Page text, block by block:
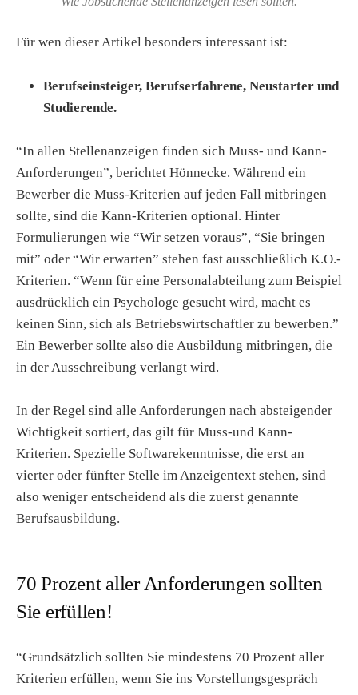
Für wen dieser Artikel besonders interessant ist:
Berufseinsteiger, Berufserfahrene, Neustarter und
Studierende.
“In allen Stellenanzeigen finden sich Muss- und Kann-
Anforderungen”, berichtet Hönnecke. Während ein
Bewerber die Muss-Kriterien auf jeden Fall mitbringen
sollte, sind die Kann-Kriterien optional. Hinter
Formulierungen wie “Wir setzen voraus”, “Sie bringen
mit” oder “Wir erwarten” stehen fast ausschließlich K.O.-
Kriterien. “Wenn für eine Personalabteilung zum Beispiel
ausdrücklich ein Psychologe gesucht wird, macht es
keinen Sinn, sich als Betriebswirtschaftler zu bewerben.”
Ein Bewerber sollte also die Ausbildung mitbringen, die
in der Ausschreibung verlangt wird.
In der Regel sind alle Anforderungen nach absteigender
Wichtigkeit sortiert, das gilt für Muss-und Kann-
Kriterien. Spezielle Softwarekenntnisse, die erst an
vierter oder fünfter Stelle im Anzeigentext stehen, sind
also weniger entscheidend als die zuerst genannte
Berufsausbildung.
70 Prozent aller Anforderungen sollten
Sie erfüllen!
“Grundsätzlich sollten Sie mindestens 70 Prozent aller
Kriterien erfüllen, wenn Sie ins Vorstellungsgespräch